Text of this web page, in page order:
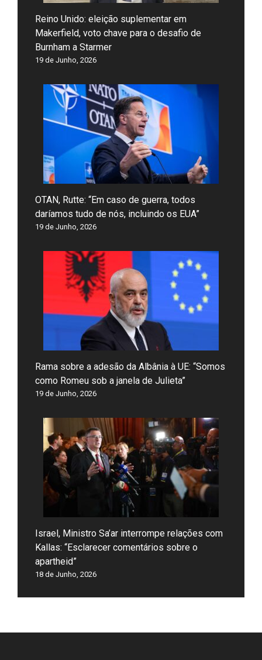
Reino Unido: eleição suplementar em
Makerfield, voto chave para o desafio de
Burnham a Starmer
19 de Junho, 2026
OTAN, Rutte: “Em caso de guerra, todos
daríamos tudo de nós, incluindo os EUA”
19 de Junho, 2026
Rama sobre a adesão da Albânia à UE: “Somos
como Romeu sob a janela de Julieta”
19 de Junho, 2026
Israel, Ministro Sa’ar interrompe relações com
Kallas: “Esclarecer comentários sobre o
apartheid”
18 de Junho, 2026